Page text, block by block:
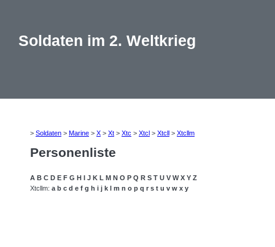
Soldaten im 2. Weltkrieg
> Soldaten > Marine > X > Xt > Xtc > Xtcl > Xtcll > Xtcllm
Personenliste
A B C D E F G H I J K L M N O P Q R S T U V W X Y Z
Xtcllm: a b c d e f g h i j k l m n o p q r s t u v w x y